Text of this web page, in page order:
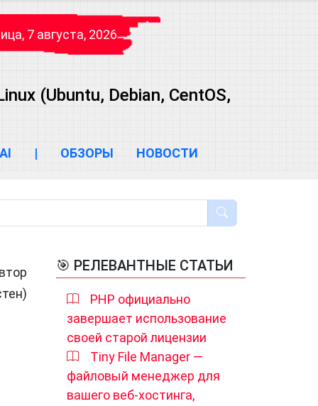
7 августа, 2026
(Ubuntu, Debian, CentOS,
AI | ОБЗОРЫ НОВОСТИ
🎯 РЕЛЕВАНТНЫЕ СТАТЬИ
PHP официально
завершает использование
своей старой лицензии
Tiny File Manager —
файловый менеджер для
вашего веб-хостинга,